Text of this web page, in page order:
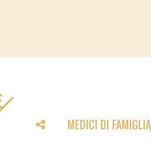
MEDICI DI FAMIGLIA